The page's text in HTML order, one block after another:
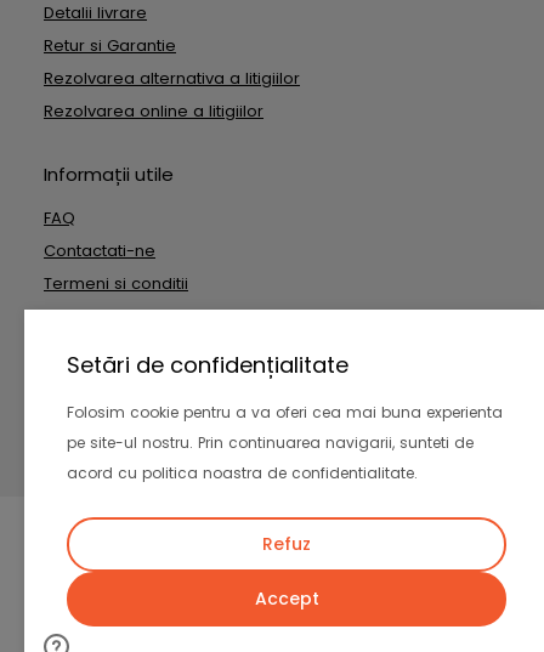
Setări de confidențialitate
Folosim cookie pentru a va oferi cea mai buna experienta
pe site-ul nostru. Prin continuarea navigarii, sunteti de
acord cu politica noastra de confidentialitate.
Refuz
Accept
Detalii livrare
Retur si Garantie
Rezolvarea alternativa a litigiilor
Rezolvarea online a litigiilor
Informații utile
FAQ
Contactati-ne
Termeni si conditii
Date cu caracter personal
-